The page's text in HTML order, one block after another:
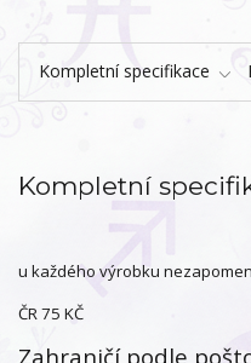
Kompletní specifikace
Kompletní
u každého výrobku
ČR 75 KČ
Zahraničí podle